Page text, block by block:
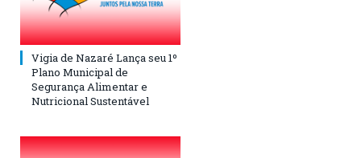
Vigia de Nazaré Lança seu 1º
Plano Municipal de
Segurança Alimentar e
Nutricional Sustentável